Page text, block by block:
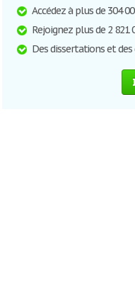
Accédez à plus de 304
Rejoignez plus de 2
Des dissertations et